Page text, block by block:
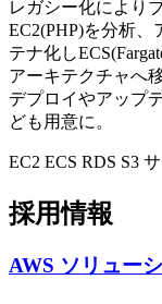
レガシー化により
EC2(PHP)を分析
テナ化し
アーキテクチャへ
デプロイやアップ
ども用意に。
EC2 ECS RDS S3
採用情報
AWS ソリュー